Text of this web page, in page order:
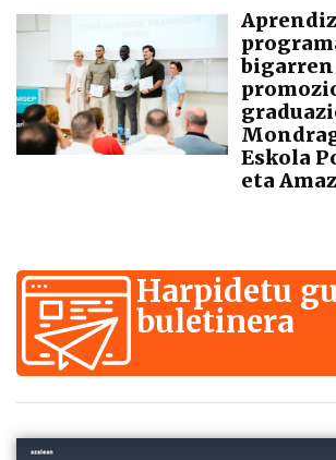
bigarren
Eskola
eta
Harpidetu
buletinera